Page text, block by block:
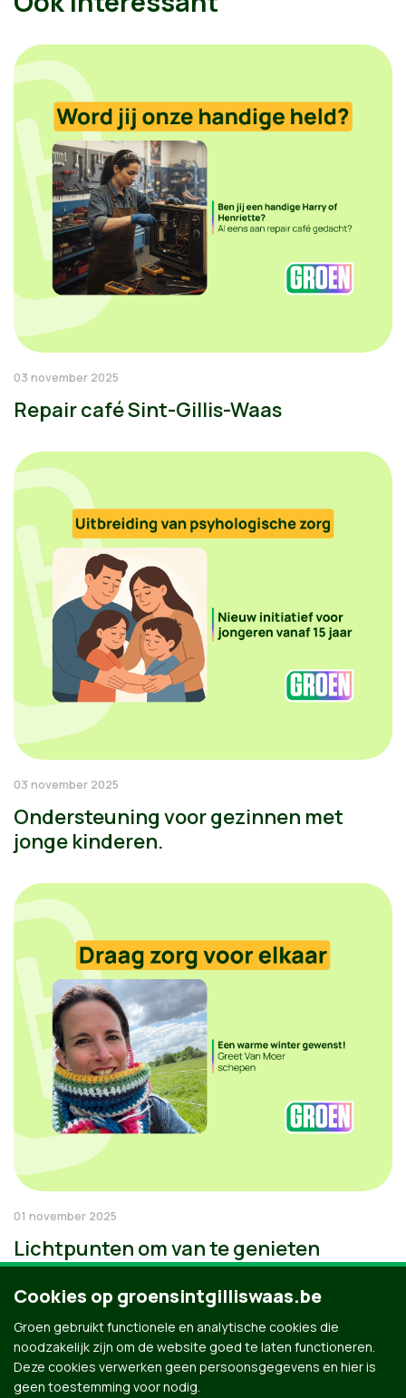
03 november 2025
Repair café Sint-Gillis-Waas
03 november 2025
Ondersteuning voor gezinnen met
jonge kinderen.
01 november 2025
Lichtpunten om van te genieten
Cookies op groensintgilliswaas.be
Groen gebruikt functionele en analytische cookies die
noodzakelijk zijn om de website goed te laten functioneren.
Deze cookies verwerken geen persoonsgegevens en hier is
geen toestemming voor nodig.